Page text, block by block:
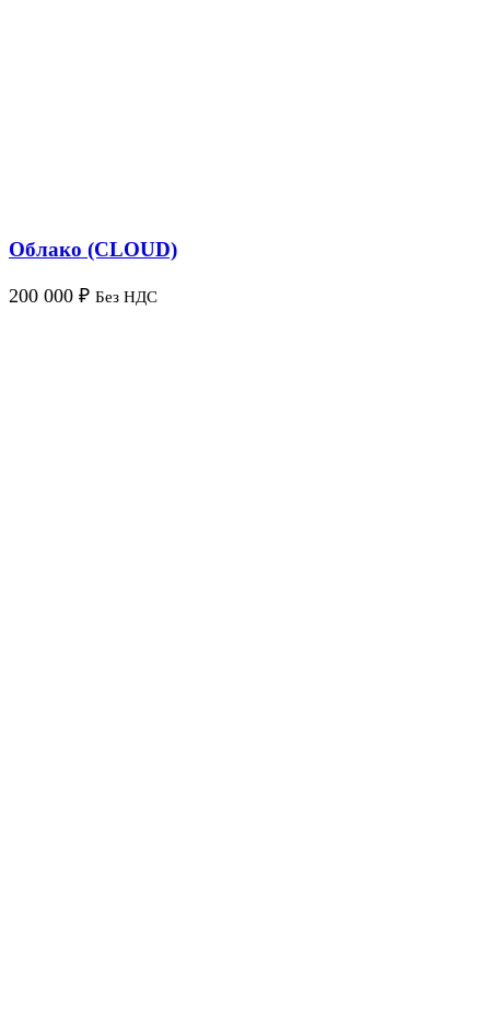
Облако (CLOUD)
200 000 ₽ Без НДС